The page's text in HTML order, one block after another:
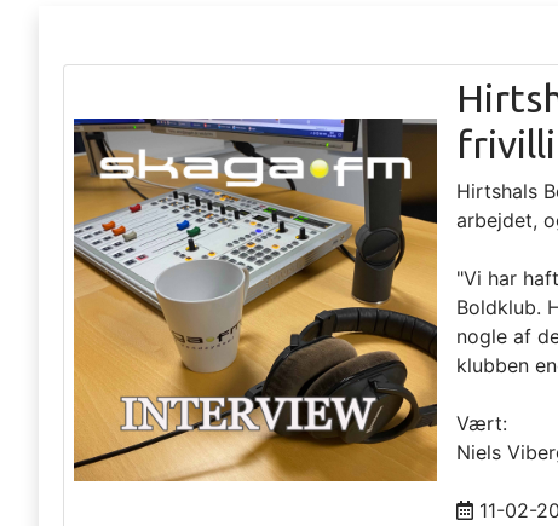
Hirtshals
arbejdet,
"Vi har
Boldklub.
nogle af
klubben
Vært:
Niels
11-02-